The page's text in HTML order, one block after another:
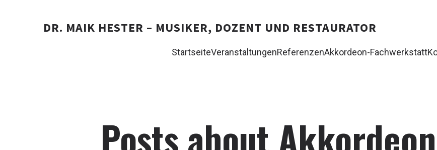
DR. MAIK HESTER – MUSIKER, DOZENT UND RESTAURATOR
StartseiteVeranstaltungenReferenzenAkkordeon-Fachwerkstatt
Posts about